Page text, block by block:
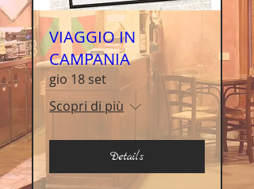
VIAGGIO IN
CAMPANIA
gio 18 set
Scopri di più
Details